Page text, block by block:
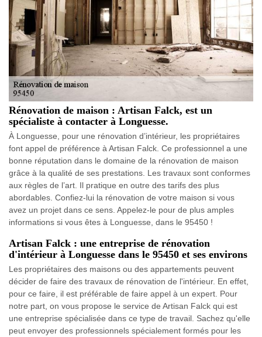
Rénovation de maison : Artisan Falck, est un
spécialiste à contacter à Longuesse.
À Longuesse, pour une rénovation d’intérieur, les propriétaires
font appel de préférence à Artisan Falck. Ce professionnel a une
bonne réputation dans le domaine de la rénovation de maison
grâce à la qualité de ses prestations. Les travaux sont conformes
aux règles de l’art. Il pratique en outre des tarifs des plus
abordables. Confiez-lui la rénovation de votre maison si vous
avez un projet dans ce sens. Appelez-le pour de plus amples
informations si vous êtes à Longuesse, dans le 95450 !
Artisan Falck : une entreprise de rénovation
d'intérieur à Longuesse dans le 95450 et ses environs
Les propriétaires des maisons ou des appartements peuvent
décider de faire des travaux de rénovation de l'intérieur. En effet,
pour ce faire, il est préférable de faire appel à un expert. Pour
notre part, on vous propose le service de Artisan Falck qui est
une entreprise spécialisée dans ce type de travail. Sachez qu'elle
peut envoyer des professionnels spécialement formés pour les